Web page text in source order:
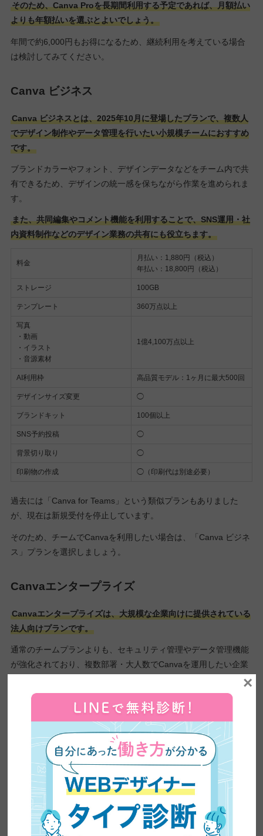
そのため、Canva Proを長期間利用する予定であれば、月額払い
よりも年額払いを選ぶとよいでしょう。
年間で約6,000円もお得になるため、継続利用を考えている場合
は検討してみてください。
Canva ビジネス
Canva ビジネスとは、2025年10月に登場したプランで、複数人
でデザイン制作やデータ管理を行いたい小規模チームにおすすめ
です。
ブランドカラーやフォント、デザインデータなどをチーム内で共
有できるため、デザインの統一感を保ちながら作業を進められま
す。
また、共同編集やコメント機能を利用することで、SNS運用・社
内資料制作などのデザイン業務の共有にも役立ちます。
料金
月払い：1,880円（税込）
年払い：18,800円（税込）
ストレージ 100GB
テンプレート 360万点以上
写真
・動画
・イラスト
・音源素材
1億4,100万点以上
AI利用枠 高品質モデル：1ヶ月に最大500回
デザインサイズ変更 ◯
ブランドキット 100個以上
SNS予約投稿 ◯
背景切り取り ◯
印刷物の作成 ◯（印刷代は別途必要）
過去には「Canva for Teams」という類似プランもありました
が、現在は新規受付を停止しています。
そのため、チームでCanvaを利用したい場合は、「Canva ビジネ
ス」プランを選択しましょう。
Canvaエンタープライズ
Canvaエンタープライズは、大規模な企業向けに提供されている
法人向けプランです。
通常のチームプランよりも、セキュリティ管理やデータ管理機能
が強化されており、複数部署・大人数でCanvaを運用したい企業
また、アクセス権限の細かな設定やブランド管理などにも対応し
ているため、社内全体でデザインルールを統一しながら運用しや
すくなっています。
なお、料金や詳細な機能については公開されていないため、気に
なる方はCanvaへ問い合わせてみてください。
Canva教育版
Canva教育版は、学校関係者向けに提供されている教育機関向け
×